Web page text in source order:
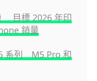
目標 2026 年印
銷量
系列 M5 Pro 和